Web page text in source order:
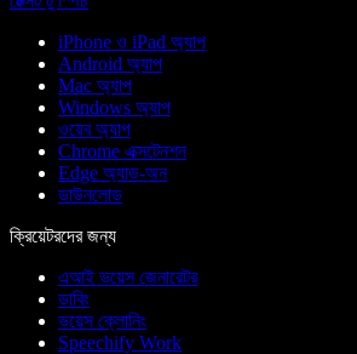
iPhone ও iPad অ্যাপ
Android অ্যাপ
Mac অ্যাপ
Windows অ্যাপ
ওয়েব অ্যাপ
Chrome এক্সটেনশন
Edge অ্যাড-অন
ডাউনলোড
ক্রিয়েটরদের জন্য
এআই ভয়েস জেনারেটর
ডাবিং
ভয়েস ক্লোনিং
Speechify Work